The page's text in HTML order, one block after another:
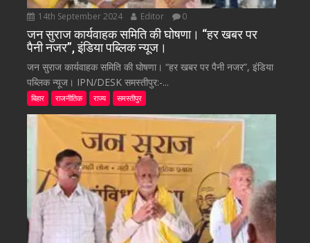
14th September 2024 Editor 0
जन सुराज कार्यवाहक समिति की घोषणा। “हर खबर पर
पैनी नजर”, इंडिया पब्लिक न्यूज।
जन सुराज कार्यवाहक समिति की घोषणा। “हर खबर पर पैनी नजर”, इंडिया
पब्लिक न्यूज। IPN/DESK समस्तीपुर:-...
बिहार राजनीतिक राज्य समस्तीपुर